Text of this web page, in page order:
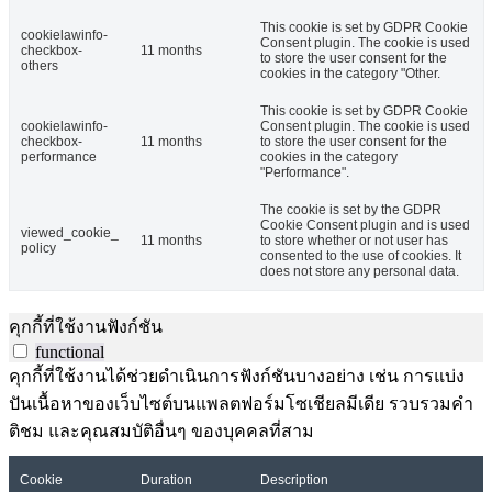
cookielawinfo-
checkbox-
others
11 months
This cookie is set by GDPR Cookie
Consent plugin. The cookie is used
to store the user consent for the
cookies in the category "Other.
cookielawinfo-
checkbox-
performance
11 months
This cookie is set by GDPR Cookie
Consent plugin. The cookie is used
to store the user consent for the
cookies in the category
"Performance".
viewed_cookie_
policy
11 months
The cookie is set by the GDPR
Cookie Consent plugin and is used
to store whether or not user has
consented to the use of cookies. It
does not store any personal data.
คุกกี้ที่ใช้งานฟังก์ชัน
functional
คุกกี้ที่ใช้งานได้ช่วยดำเนินการฟังก์ชันบางอย่าง เช่น การแบ่ง
ปันเนื้อหาของเว็บไซต์บนแพลตฟอร์มโซเชียลมีเดีย รวบรวมคำ
ติชม และคุณสมบัติอื่นๆ ของบุคคลที่สาม
Cookie Duration Description